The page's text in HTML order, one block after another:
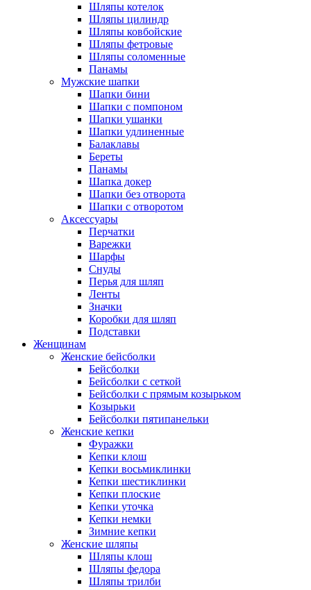
Шляпы котелок
Шляпы цилиндр
Шляпы ковбойские
Шляпы фетровые
Шляпы соломенные
Панамы
Мужские шапки
Шапки бини
Шапки с помпоном
Шапки ушанки
Шапки удлиненные
Балаклавы
Береты
Панамы
Шапка докер
Шапки без отворота
Шапки с отворотом
Аксессуары
Перчатки
Варежки
Шарфы
Снуды
Перья для шляп
Ленты
Значки
Коробки для шляп
Подставки
Женщинам
Женские бейсболки
Бейсболки
Бейсболки с сеткой
Бейсболки с прямым козырьком
Козырьки
Бейсболки пятипанельки
Женские кепки
Фуражки
Кепки клош
Кепки восьмиклинки
Кепки шестиклинки
Кепки плоские
Кепки уточка
Кепки немки
Зимние кепки
Женские шляпы
Шляпы клош
Шляпы федора
Шляпы трилби